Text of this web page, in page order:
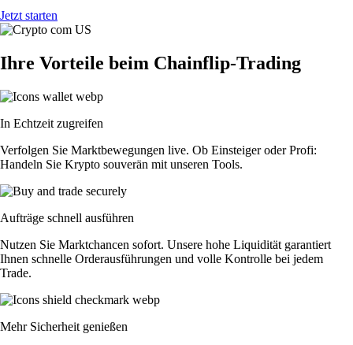
Jetzt starten
Ihre Vorteile beim Chainflip-Trading
In Echtzeit zugreifen
Verfolgen Sie Marktbewegungen live. Ob Einsteiger oder Profi:
Handeln Sie Krypto souverän mit unseren Tools.
Aufträge schnell ausführen
Nutzen Sie Marktchancen sofort. Unsere hohe Liquidität garantiert
Ihnen schnelle Orderausführungen und volle Kontrolle bei jedem
Trade.
Mehr Sicherheit genießen